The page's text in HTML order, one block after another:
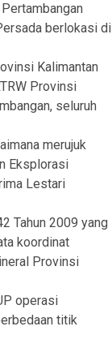
berlokasi di
Kalimantan
Provinsi
seluruh
merujuk
Eksplorasi
Lestari
Tahun 2009 yang
koordinat
Provinsi
operasi
titik